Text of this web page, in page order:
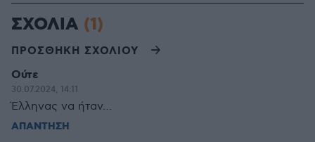
ΣΧΟΛΙΑ (1)
ΠΡΟΣΘΗΚΗ ΣΧΟΛΙΟΥ
Ούτε
30.07.2024, 14:11
Έλληνας να ήταν…
ΑΠΑΝΤΗΣΗ